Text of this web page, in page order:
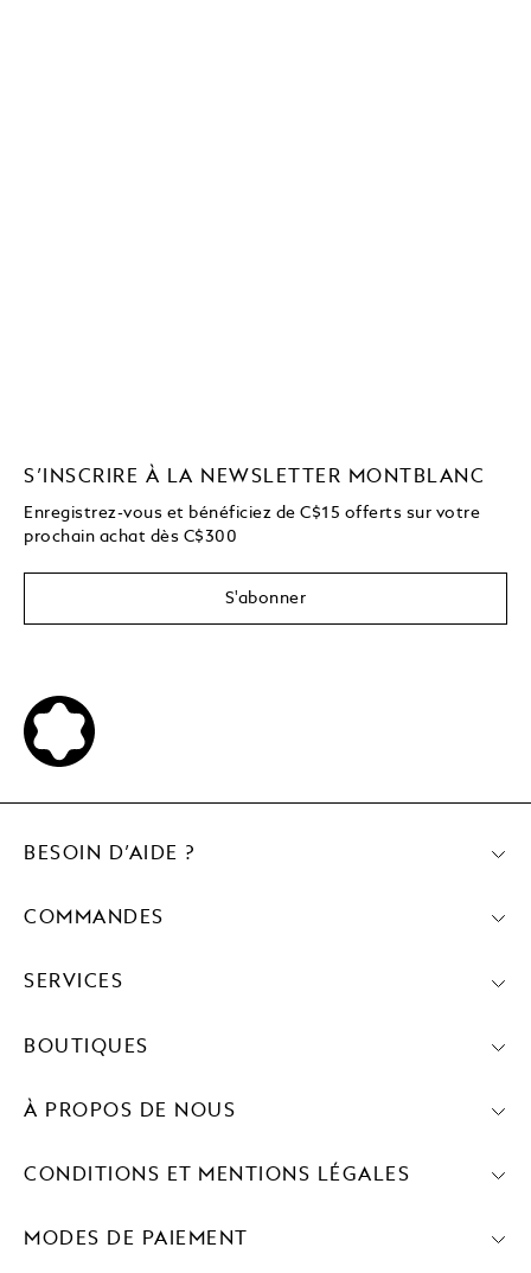
S’INSCRIRE À LA NEWSLETTER MONTBLANC
Enregistrez-vous et bénéficiez de C$15 offerts sur votre
prochain achat dès C$300
S'abonner
MODES DE PAIEMENT
BESOIN D’AIDE ?
COMMANDES
SERVICES
BOUTIQUES
À PROPOS DE NOUS
CONDITIONS ET MENTIONS LÉGALES